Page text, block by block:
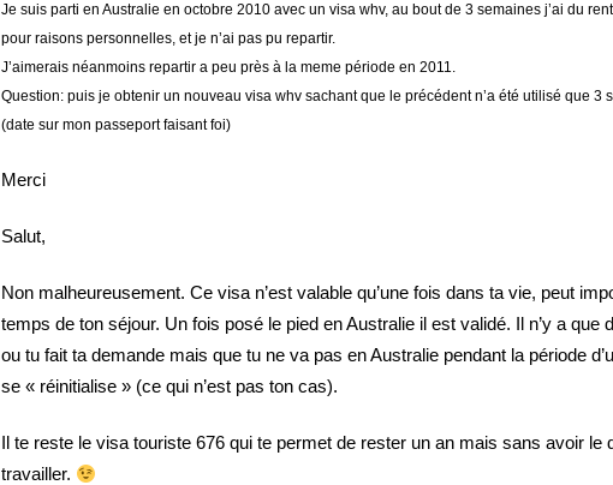
Je suis parti en Australie en octobre 2010 avec un visa whv, au bout de 3 semaines j’ai du
pour raisons personnelles, et je n’ai pas pu repartir.
J’aimerais néanmoins repartir a peu près à la meme période en 2011.
Question: puis je obtenir un nouveau visa whv sachant que le précédent n’a été utilisé que 3
(date sur mon passeport faisant foi)
Merci
Salut,
Non malheureusement. Ce visa n’est valable qu’une fois dans ta vie, peut
temps de ton séjour. Un fois posé le pied en Australie il est validé. Il n’y a que
ou tu fait ta demande mais que tu ne va pas en Australie pendant la période
se « réinitialise » (ce qui n’est pas ton cas).
Il te reste le visa touriste 676 qui te permet de rester un an mais sans avoir le
travailler.